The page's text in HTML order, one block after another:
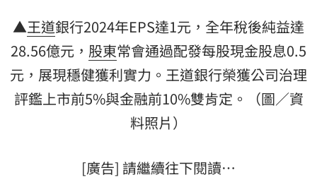
▲王道銀行2024年EPS達1元，全年稅後純益達
28.56億元， 股東常會通過配發每股現金股息0.5
元，展現穩健獲利實力。王道銀行榮獲公司治理
評鑑上市前5%與金融前10%雙肯定。（圖／資
料照片）
[廣告] 請繼續往下閱讀…